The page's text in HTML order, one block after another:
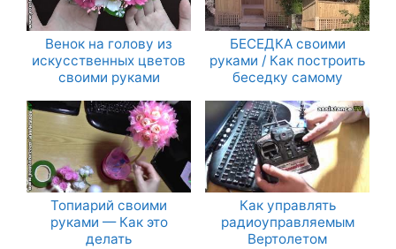
Венок на голову из
искусственных цветов
своими руками
БЕСЕДКА своими
руками / Как построить
беседку самому
Топиарий своими
руками — Как это
делать
Как управлять
радиоуправляемым
Вертолетом